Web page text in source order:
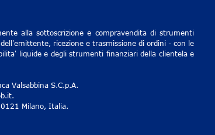
alla sottoscrizione e compravendita di strumenti
ricezione e trasmissione di ordini - con le
liquide e degli strumenti finanziari della clientela e
Valsabbina S.C.p.A.
Milano, Italia.